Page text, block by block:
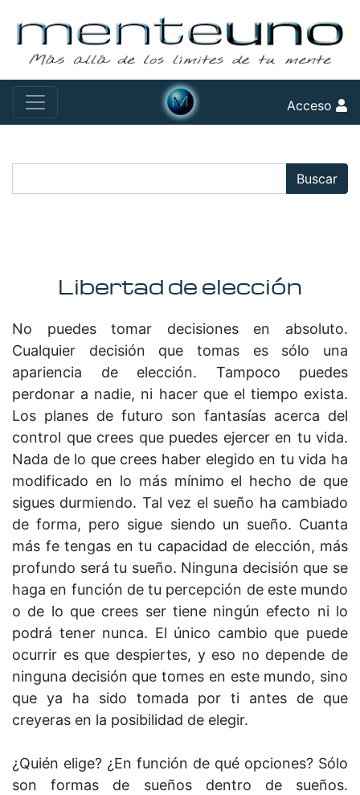
Acceso
Buscar
Libertad de elección
No puedes tomar decisiones en absoluto.
Cualquier decisión que tomas es sólo una
apariencia de elección. Tampoco puedes
perdonar a nadie, ni hacer que el tiempo exista.
Los planes de futuro son fantasías acerca del
control que crees que puedes ejercer en tu vida.
Nada de lo que crees haber elegido en tu vida ha
modificado en lo más mínimo el hecho de que
sigues durmiendo. Tal vez el sueño ha cambiado
de forma, pero sigue siendo un sueño. Cuanta
más fe tengas en tu capacidad de elección, más
profundo será tu sueño. Ninguna decisión que se
haga en función de tu percepción de este mundo
o de lo que crees ser tiene ningún efecto ni lo
podrá tener nunca. El único cambio que puede
ocurrir es que despiertes, y eso no depende de
ninguna decisión que tomes en este mundo, sino
que ya ha sido tomada por ti antes de que
creyeras en la posibilidad de elegir.
¿Quién elige? ¿En función de qué opciones? Sólo
son formas de sueños dentro de sueños.